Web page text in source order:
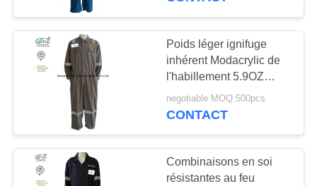
costume ignifuge
40
Poids léger ignifuge
inhérent Modacrylic de
l'habillement 5.9OZ
d'ARC d'Aramid
negotiable MOQ:500pcs
CONTACT
Combinaisons en soi
résistantes au feu